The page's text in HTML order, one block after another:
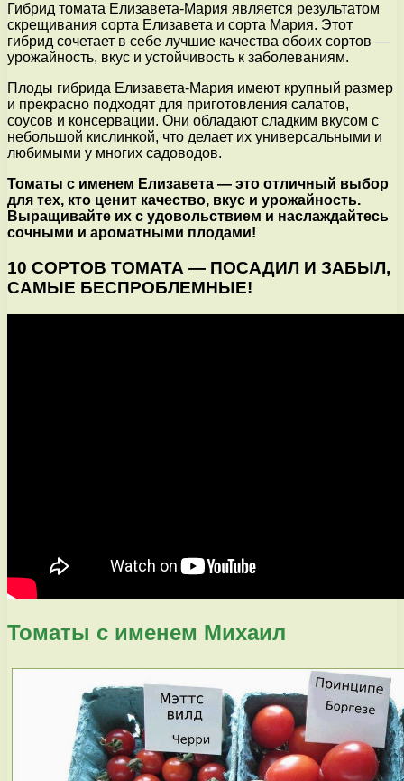
Гибрид томата Елизавета-Мария является результатом
скрещивания сорта Елизавета и сорта Мария. Этот
гибрид сочетает в себе лучшие качества обоих сортов —
урожайность, вкус и устойчивость к заболеваниям.
Плоды гибрида Елизавета-Мария имеют крупный размер
и прекрасно подходят для приготовления салатов,
соусов и консервации. Они обладают сладким вкусом с
небольшой кислинкой, что делает их универсальными и
любимыми у многих садоводов.
Томаты с именем Елизавета — это отличный выбор
для тех, кто ценит качество, вкус и урожайность.
Выращивайте их с удовольствием и наслаждайтесь
сочными и ароматными плодами!
10 СОРТОВ ТОМАТА — ПОСАДИЛ И ЗАБЫЛ,
САМЫЕ БЕСПРОБЛЕМНЫЕ!
Томаты с именем Михаил